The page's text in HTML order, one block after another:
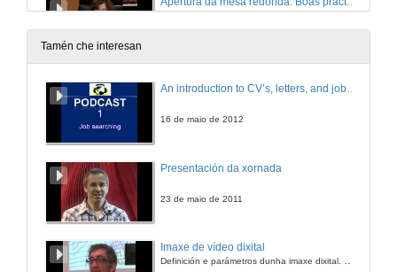
20 de xuño de 2013
Tamén che interesan
An introduction to CV’s, letters, and job searching
16 de maio de 2012
Presentación da xornada
23 de maio de 2011
Imaxe de vídeo dixital